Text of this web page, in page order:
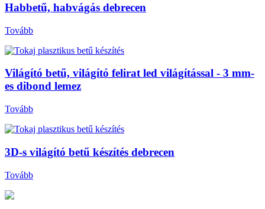
Habbetű, habvágás debrecen
Tovább
Világító betű, világító felirat led világítással - 3 mm-
es dibond lemez
Tovább
3D-s világító betű készítés debrecen
Tovább